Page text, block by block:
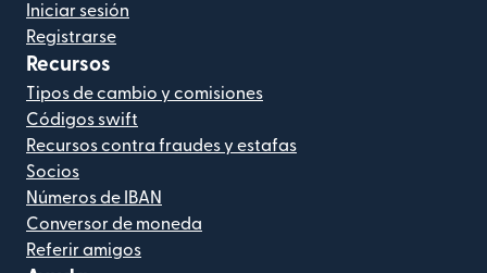
Iniciar sesión
Registrarse
Recursos
Tipos de cambio y comisiones
Códigos swift
Recursos contra fraudes y estafas
Socios
Números de IBAN
Conversor de moneda
Referir amigos